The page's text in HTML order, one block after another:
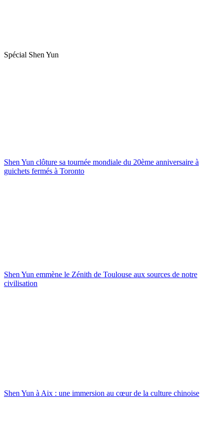
Spécial Shen Yun
Shen Yun clôture sa tournée mondiale du 20ème anniversaire à
guichets fermés à Toronto
Shen Yun emmène le Zénith de Toulouse aux sources de notre
civilisation
Shen Yun à Aix : une immersion au cœur de la culture chinoise